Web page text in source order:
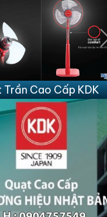
Trần Cao Cấp KDK